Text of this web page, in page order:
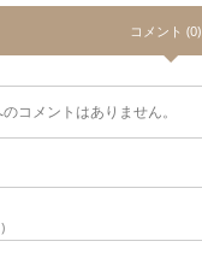
コメント (0)
コメントはありません。